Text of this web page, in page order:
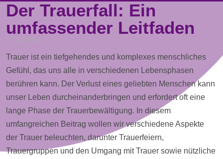
Der Trauerfall: Ein
umfassender Leitfaden
17. Juli 2024
Trauer ist ein tiefgehendes und komplexes menschliches
Gefühl, das uns alle in verschiedenen Lebensphasen
berühren kann. Der Verlust eines geliebten Menschen kann
unser Leben durcheinanderbringen und erfordert oft eine
lange Phase der Trauerbewältigung. In diesem
umfangreichen Beitrag wollen wir verschiedene Aspekte
der Trauer beleuchten, darunter Trauerfeiern,
Trauergruppen und den Umgang mit Trauer sowie nützliche